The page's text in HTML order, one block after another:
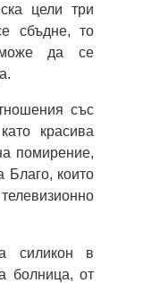
цели три
сбъдне, то
да се
със
красива
помирение,
Благо, които
силикон в
болница, от